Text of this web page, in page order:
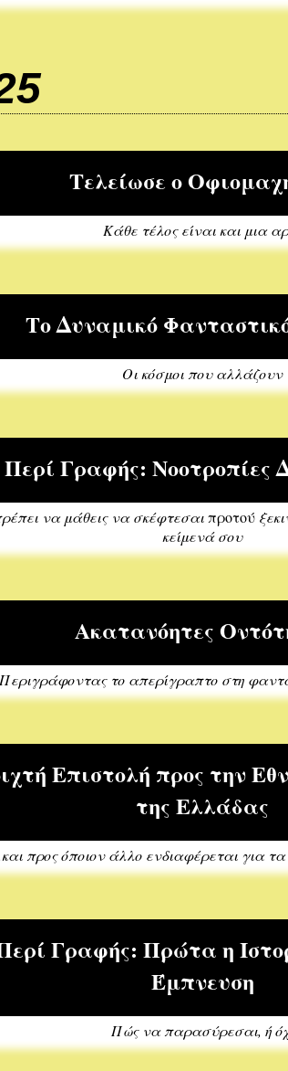
Τελείωσε ο
Κάθε τέλος είναι και μια
Το Δυναμικό
Οι κόσμοι που αλλάζουν
Περί Γραφής: Νοοτροπίες
να μάθεις να σκέφτεσαιπροτού
κείμενά σου
Ακατανόητες
το απερίγραπτο στη
Επιστολή προς την
της Ελλάδας
προς όποιον άλλο ενδιαφέρεται για τα
Γραφής: Πρώτα η
Έμπνευση
Πώς να παρασύρεσαι, ή